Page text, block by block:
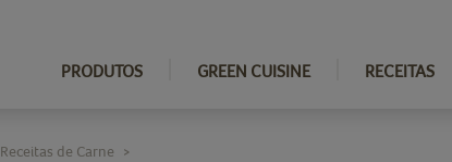
PRODUTOS GREEN CUISINE RECEITAS
Receitas de Carne >